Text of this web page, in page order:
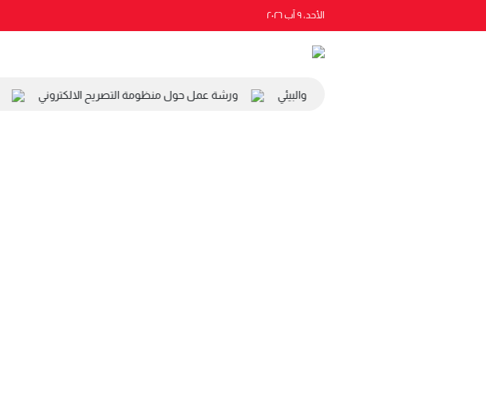
الأحد، ٩ آب ٢٠٢٦
رئيس المجلس الاقتصادي والاجتماعي والبيئي ورشة عمل حول منظومة التصريح الالكتروني